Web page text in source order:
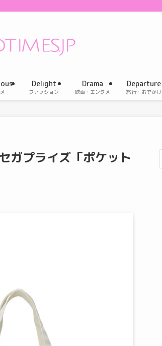
Delight
ファッション
Drama
映画・エンタメ
Departure
旅行・おでかけ
ガプライズ「ポケット